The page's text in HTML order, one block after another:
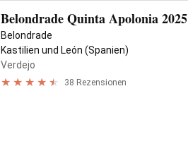
Belondrade Quinta Apolonia 2025
Belondrade
Kastilien und León (Spanien)
Verdejo
38 Rezensionen